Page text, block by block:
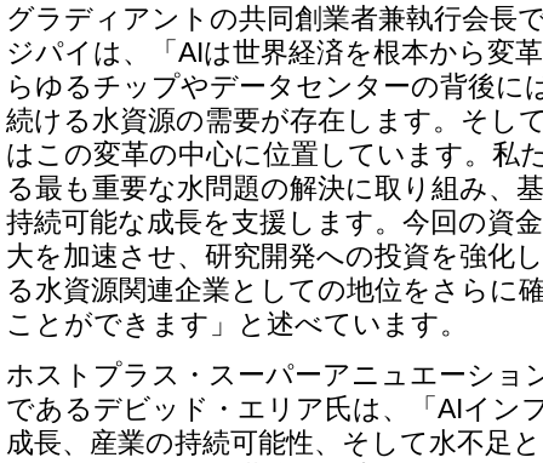
グラディアントの共同創業者兼執行会長
ジパイは、「AIは世界経済を根本から変
らゆるチップやデータセンターの背後に
続ける水資源の需要が存在します。そし
はこの変革の中心に位置しています。私
る最も重要な水問題の解決に取り組み、
持続可能な成長を支援します。今回の資
大を加速させ、研究開発への投資を強化
る水資源関連企業としての地位をさらに
ことができます」と述べています。
ホストプラス・スーパーアニュエーショ
であるデビッド・エリア氏は、「AIイン
成長、産業の持続可能性、そして水不足